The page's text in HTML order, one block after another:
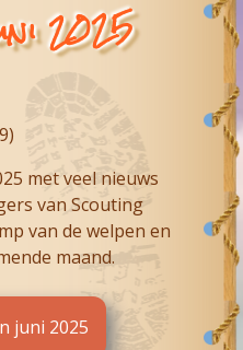
2025
met veel nieuws
vanScouting
van de welpen en
maand.
juni 2025